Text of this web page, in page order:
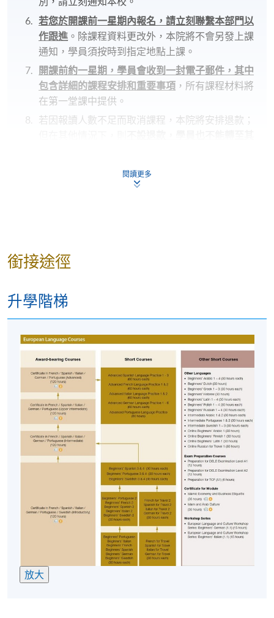
若您於開課前一星期內報名，請立刻聯繫本部門以
作跟進 。除課程資料更改外，本院將不會另發上課
通知，學員須按時到指定地點上課。
開課前約一星期，學員會收到一封電子郵件，其中
包含詳細的課程安排和重要事項 ，所有課程材料將
在第一堂課中提供。
若因報讀人數不足而取消課程，本院將安排退款；
若個別學員缺席，本院將不提供補課或其他安排。
地點
港大保良何鴻燊社區書院
閱讀更多
銜接途徑
升學階梯
放大